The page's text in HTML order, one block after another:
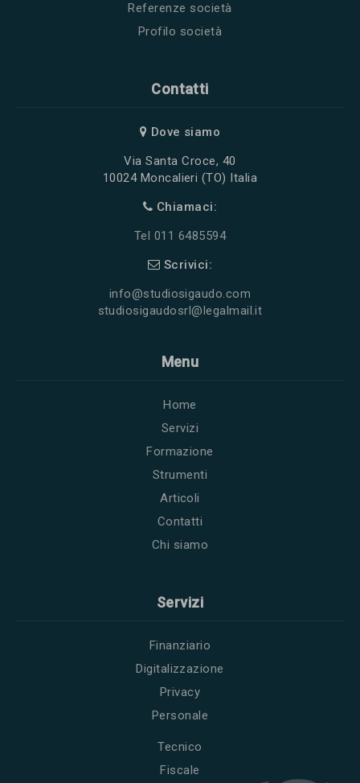
Referenze società
Profilo società
Contatti
Dove siamo
Via Santa Croce, 40
10024 Moncalieri (TO) Italia
Chiamaci:
Tel 011 6485594
Scrivici:
info@studiosigaudo.com
studiosigaudosrl@legalmail.it
Menu
Home
Servizi
Formazione
Strumenti
Articoli
Contatti
Chi siamo
Servizi
Finanziario
Digitalizzazione
Privacy
Personale
Tecnico
Fiscale